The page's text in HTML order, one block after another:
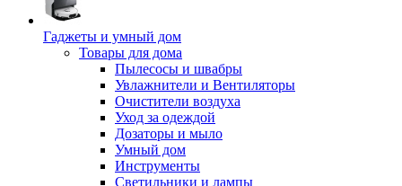
Гаджеты и умный дом
Товары для дома
Пылесосы и швабры
Увлажнители и Вентиляторы
Очистители воздуха
Уход за одеждой
Дозаторы и мыло
Умный дом
Инструменты
Светильники и лампы